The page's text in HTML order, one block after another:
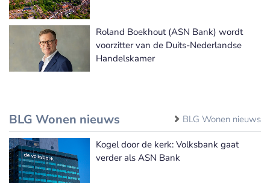
Roland Boekhout (ASN Bank) wordt
voorzitter van de Duits-Nederlandse
Handelskamer
BLG Wonen nieuws BLG Wonen nieuws
Kogel door de kerk: Volksbank gaat
verder als ASN Bank